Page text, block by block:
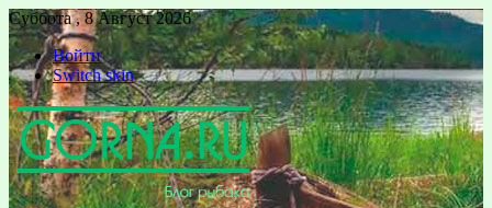
Суббота , 8 Август 2026
Войти
Switch skin